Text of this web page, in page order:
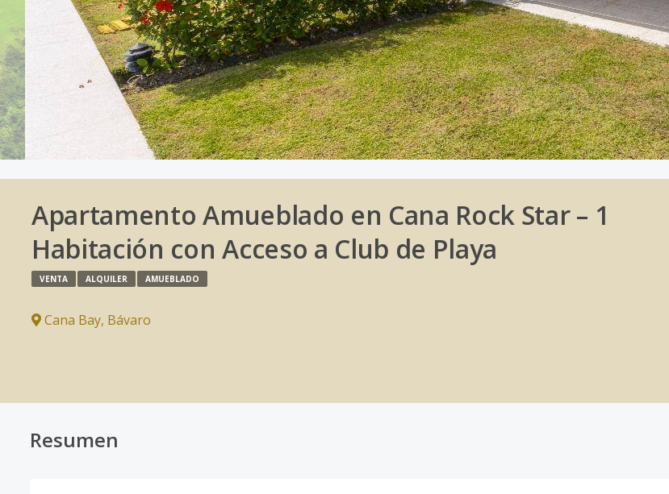
Apartamento Amueblado en Cana Rock Star – 1
Habitación con Acceso a Club de Playa
VENTA ALQUILER AMUEBLADO
Cana Bay, Bávaro
Resumen